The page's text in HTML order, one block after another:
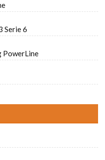
Serie 6
PowerLine